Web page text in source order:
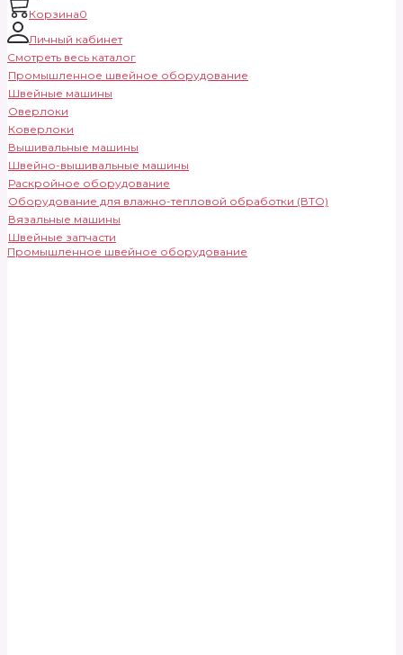
Корзина0
Личный кабинет
Смотреть весь каталог
Промышленное швейное оборудование
Швейные машины
Оверлоки
Коверлоки
Вышивальные машины
Швейно-вышивальные машины
Раскройное оборудование
Оборудование для влажно-тепловой обработки (ВТО)
Вязальные машины
Швейные запчасти
Промышленное швейное оборудование